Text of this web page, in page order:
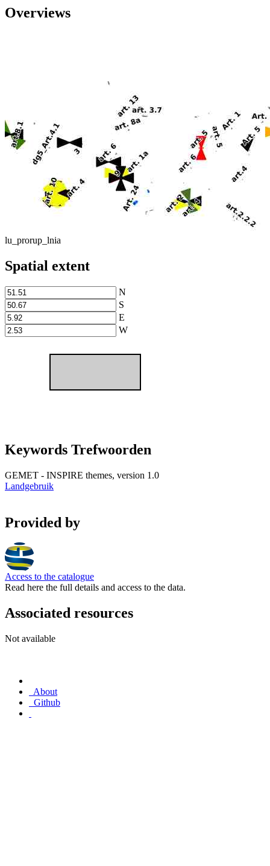
Overviews
lu_prorup_lnia
Spatial extent
N
S
E
W
Keywords Trefwoorden
GEMET - INSPIRE themes, version 1.0
Landgebruik
Provided by
Access to the catalogue
Read here the full details and access to the data.
Associated resources
Not available
About
Github